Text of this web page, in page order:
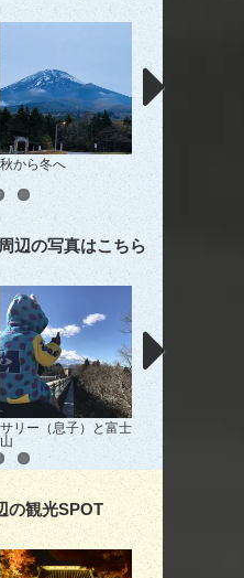
秋から冬へ 休日の締めくくり
辺の写真はこちら
サリー（息子）と富士
山
雲ひとつない綺
士山☆
の観光SPOT